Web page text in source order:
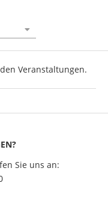
Veranstaltungen.
Sie uns an: